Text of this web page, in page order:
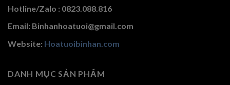
Hotline/Zalo : 0823.088.816
Email: Binhanhoatuoi@gmail.com
Website: Hoatuoibinhan.com
DANH MỤC SẢN PHẨM